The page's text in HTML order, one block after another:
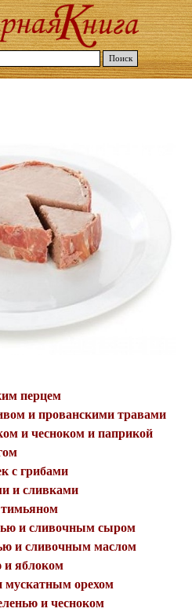
Поиск
перцем
и прованскими травами
и чесноком и паприкой
с грибами
и сливками
и сливочным сыром
и сливочным маслом
и яблоком
мускатным орехом
и чесноком